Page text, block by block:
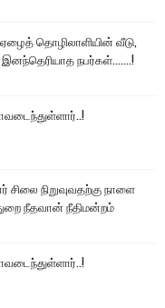
தொழிலாளியின் வீடு,
நபர்கள்.......!
நிறுவுவதற்கு நாளை
நீதவான் நீதிமன்றம்